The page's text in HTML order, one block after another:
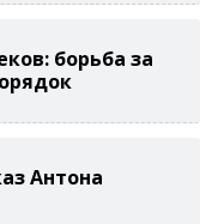
борьба за
Антона